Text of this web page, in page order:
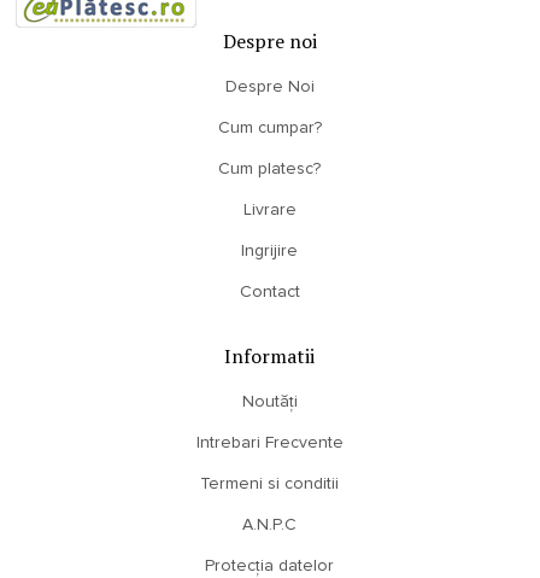
Despre noi
Despre Noi
Cum cumpar?
Cum platesc?
Livrare
Ingrijire
Contact
Informatii
Noutăți
Intrebari Frecvente
Termeni si conditii
A.N.P.C
Protecția datelor